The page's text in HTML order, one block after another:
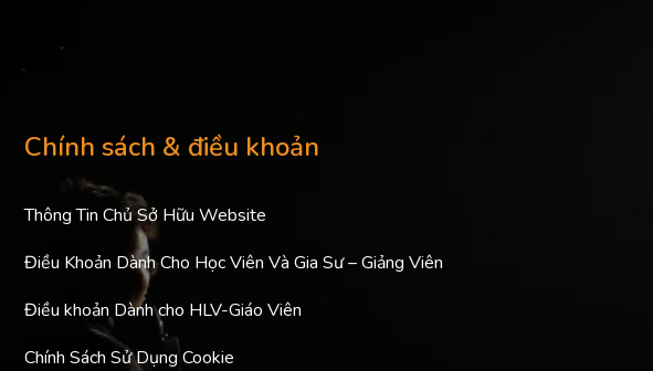
Chính sách & điều khoản
Thông Tin Chủ Sở Hữu Website
Điều Khoản Dành Cho Học Viên Và Gia Sư – Giảng Viên
Điều khoản Dành cho HLV-Giáo Viên
Chính Sách Sử Dụng Cookie